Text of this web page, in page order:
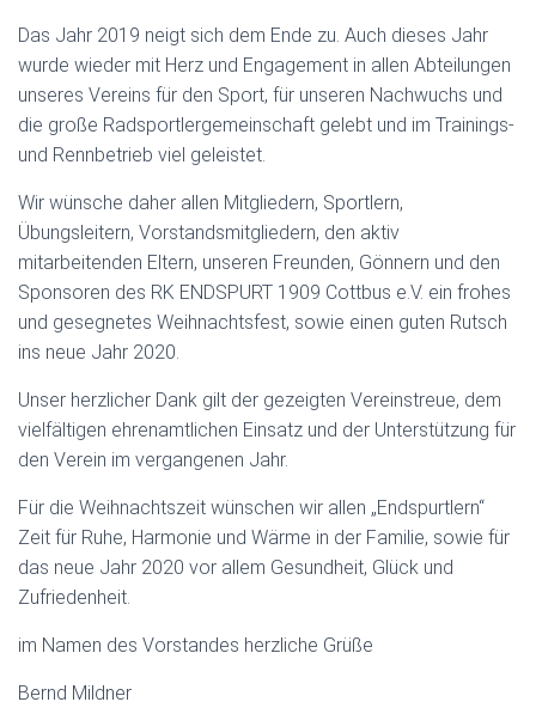
Das Jahr 2019 neigt sich dem Ende zu. Auch dieses Jahr
wurde wieder mit Herz und Engagement in allen Abteilungen
unseres Vereins für den Sport, für unseren Nachwuchs und
die große Radsportlergemeinschaft gelebt und im Trainings-
und Rennbetrieb viel geleistet.
Wir wünsche daher allen Mitgliedern, Sportlern,
Übungsleitern, Vorstandsmitgliedern, den aktiv
mitarbeitenden Eltern, unseren Freunden, Gönnern und den
Sponsoren des RK ENDSPURT 1909 Cottbus e.V. ein frohes
und gesegnetes Weihnachtsfest, sowie einen guten Rutsch
ins neue Jahr 2020.
Unser herzlicher Dank gilt der gezeigten Vereinstreue, dem
vielfältigen ehrenamtlichen Einsatz und der Unterstützung für
den Verein im vergangenen Jahr.
Für die Weihnachtszeit wünschen wir allen „Endspurtlern“
Zeit für Ruhe, Harmonie und Wärme in der Familie, sowie für
das neue Jahr 2020 vor allem Gesundheit, Glück und
Zufriedenheit.
im Namen des Vorstandes herzliche Grüße
Bernd Mildner